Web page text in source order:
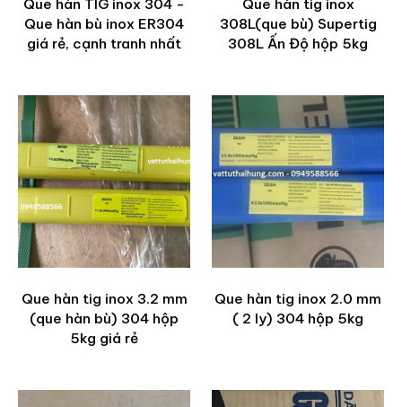
Que hàn TIG inox 304 -
Que hàn bù inox ER304
giá rẻ, cạnh tranh nhất
Que hàn tig inox
308L(que bù) Supertig
308L Ấn Độ hộp 5kg
Que hàn tig inox 3.2 mm
(que hàn bù) 304 hộp
5kg giá rẻ
Que hàn tig inox 2.0 mm
( 2 ly) 304 hộp 5kg